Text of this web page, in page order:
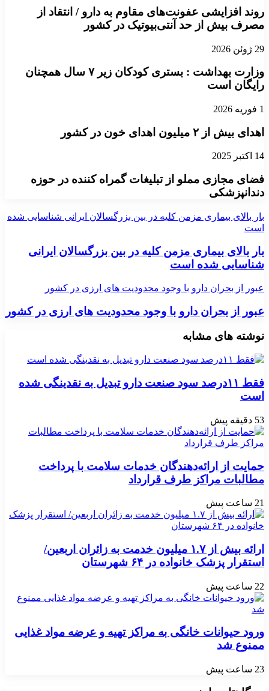
روند افزایشی عفونت‌های مقاوم به دارو / انتقاد از
مصرف بیش از حد آنتی‌بیوتیک در کشور
29 ژوئن 2026
وزارت بهداشت : بستری کودکان زیر ۷ سال همچنان
رایگان است
1 فوریه 2026
اهدای بیش از ۲ میلیون اهدای خون در کشور
14 اکتبر 2025
فضای مجازی مملو از تبلیغات گمراه کننده در حوزه
دندانپزشکی
بار بالای بیماری مزمن کلیه در بین بزرگسالان ایرانی شناسایی شده
است
بار بالای بیماری مزمن کلیه در بین بزرگسالان ایرانی
شناسایی شده است
عبور از بحران دارو با وجود محدودیت های ارزی در کشور
عبور از بحران دارو با وجود محدودیت های ارزی در کشور
نوشته های مشابه
فقط ۱۱‌درصد سود صنعت دارو تبدیل به نقدینگی شده
است
53 دقیقه پیش
حمایت از ارائه‌دهندگان خدمات سلامت با پرداخت
مطالبات مراکز طرف قرارداد
21 ساعت پیش
ارائه بیش از ۱.۷ میلیون خدمت به زائران اربعین/
استقرار پزشک خانواده در ۶۴ شهرستان
22 ساعت پیش
ورود حیوانات خانگی به مراکز تهیه و عرضه مواد غذایی
ممنوع شد
23 ساعت پیش